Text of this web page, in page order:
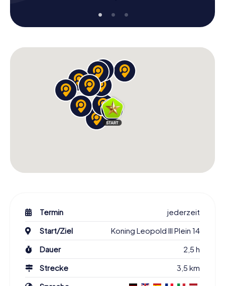
Termin
jederzeit
Start/Ziel
Koning Leopold III Plein 14
Dauer
2,5 h
Strecke
3,5 km